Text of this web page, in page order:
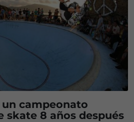
campeonato
skate 8 años después